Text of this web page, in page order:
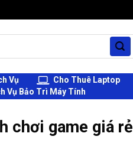
Vụ Cho Thuê Laptop
Vụ Bảo Trì Máy Tính
chơi game giá rẻ